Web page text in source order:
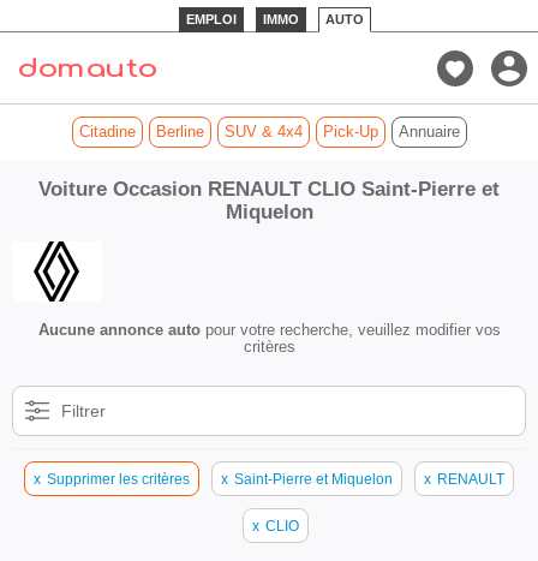
EMPLOI IMMO AUTO
Citadine Berline SUV & 4x4 Pick-Up Annuaire
Voiture Occasion RENAULT CLIO Saint-Pierre et
Miquelon
Aucune annonce autopour votre recherche, veuillez modifier vos
critères
Filtrer
x Supprimer les critères x Saint-Pierre et Miquelon x RENAULT
x CLIO